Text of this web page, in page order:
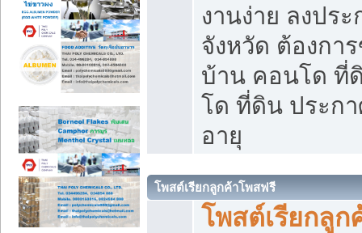
งานง่าย ลงปร
จังหวัด ต้องกา
บ้าน คอนโด ที่
โด ที่ดิน ประก
อายุ
โพสต์เรียกลูกค้าโพสฟรี
โพสต์เรียกลูก